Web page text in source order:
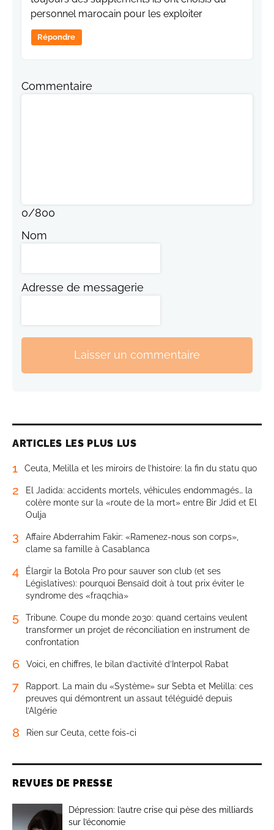
personnel marocain pour les exploiter
Répondre
Commentaire
0/800
Nom
Adresse de messagerie
Laisser un commentaire
ARTICLES LES PLUS LUS
1 Ceuta, Melilla et les miroirs de l’histoire: la fin du statu quo
2
El Jadida: accidents mortels, véhicules endommagés… la
colère monte sur la «route de la mort» entre Bir Jdid et El
Oulja
3
Affaire Abderrahim Fakir: «Ramenez-nous son corps»,
clame sa famille à Casablanca
4
Élargir la Botola Pro pour sauver son club (et ses
Législatives): pourquoi Bensaïd doit à tout prix éviter le
syndrome des «fraqchia»
5
Tribune. Coupe du monde 2030: quand certains veulent
transformer un projet de réconciliation en instrument de
confrontation
6 Voici, en chiffres, le bilan d’activité d’Interpol Rabat
7
Rapport. La main du «Système» sur Sebta et Melilla: ces
preuves qui démontrent un assaut téléguidé depuis
l’Algérie
8 Rien sur Ceuta, cette fois-ci
REVUES DE PRESSE
Dépression: l’autre crise qui pèse des milliards
sur l’économie